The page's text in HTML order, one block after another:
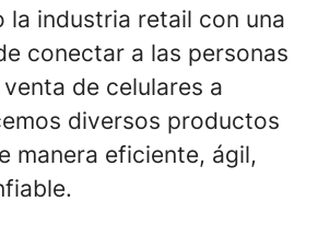
la industria retail con una
conectar a las personas
de celulares a
diversos productos
manera eficiente, ágil,